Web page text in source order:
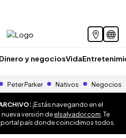
Dinero y negociosVida
Peter Parker Nativos Negocios
¡Estás navegando en el
nueva versión deelsalvador.com . Te
país donde coincidimos todos.